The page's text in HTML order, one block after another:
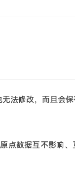
法修改，而且会
点数据互不影响